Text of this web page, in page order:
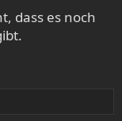
dass es noch